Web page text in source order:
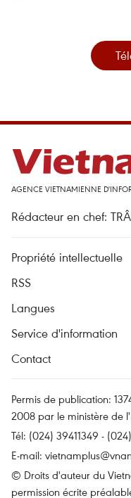
AGENCE VIETNAMIENNE
Rédacteur en chef:
Propriété intellectuelle
RSS
Langues
Service d'information
Contact
Permis de publication:
2008 par le ministère de
Tél: (024) 39411349 -
E-mail:
© Droits d'auteur du
permission écrite